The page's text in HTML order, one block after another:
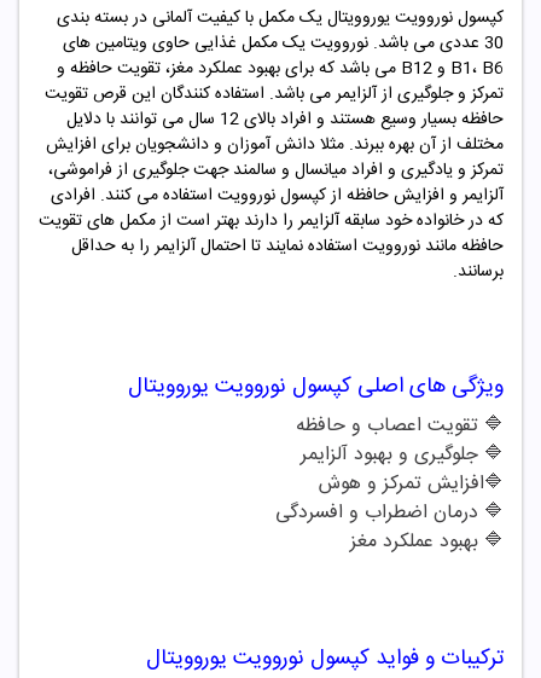
کپسول نوروویت یوروویتال یک مکمل با کیفیت آلمانی در بسته بندی
30 عددی می باشد. نوروویت یک مکمل غذایی حاوی ویتامین های
B1، B6 و B12 می باشد که برای بهبود عملکرد مغز، تقویت حافظه و
تمرکز و جلوگیری از آلزایمر می باشد. استفاده کنندگان این قرص تقویت
حافظه بسیار وسیع هستند و افراد بالای 12 سال می توانند با دلایل
مختلف از آن بهره ببرند. مثلا دانش آموزان و دانشجویان برای افزایش
تمرکز و یادگیری و افراد میانسال و سالمند جهت جلوگیری از فراموشی،
آلزایمر و افزایش حافظه از کپسول نوروویت استفاده می کنند. افرادی
که در خانواده خود سابقه آلزایمر را دارند بهتر است از مکمل های تقویت
حافظه مانند نوروویت استفاده نمایند تا احتمال آلزایمر را به حداقل
برسانند.
ویژگی های اصلی کپسول نوروویت یوروویتال
🔷 تقویت اعصاب و حافظه
🔷 جلوگیری و بهبود آلزایمر
🔷افزایش تمرکز و هوش
🔷 درمان اضطراب و افسردگی
🔷 بهبود عملکرد مغز
ترکیبات و فواید کپسول نوروویت یوروویتال